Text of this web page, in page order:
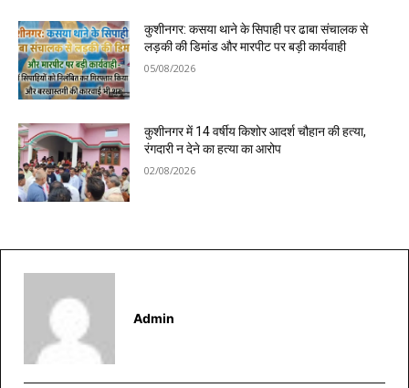
कुशीनगर: कसया थाने के सिपाही पर ढाबा संचालक से
लड़की की डिमांड और मारपीट पर बड़ी कार्यवाही
05/08/2026
कुशीनगर में 14 वर्षीय किशोर आदर्श चौहान की हत्या,
रंगदारी न देने का हत्या का आरोप
02/08/2026
Admin